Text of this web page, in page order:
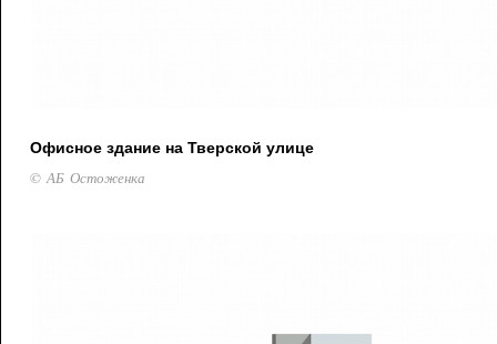
Офисное здание на Тверской улице
© АБ Остоженка